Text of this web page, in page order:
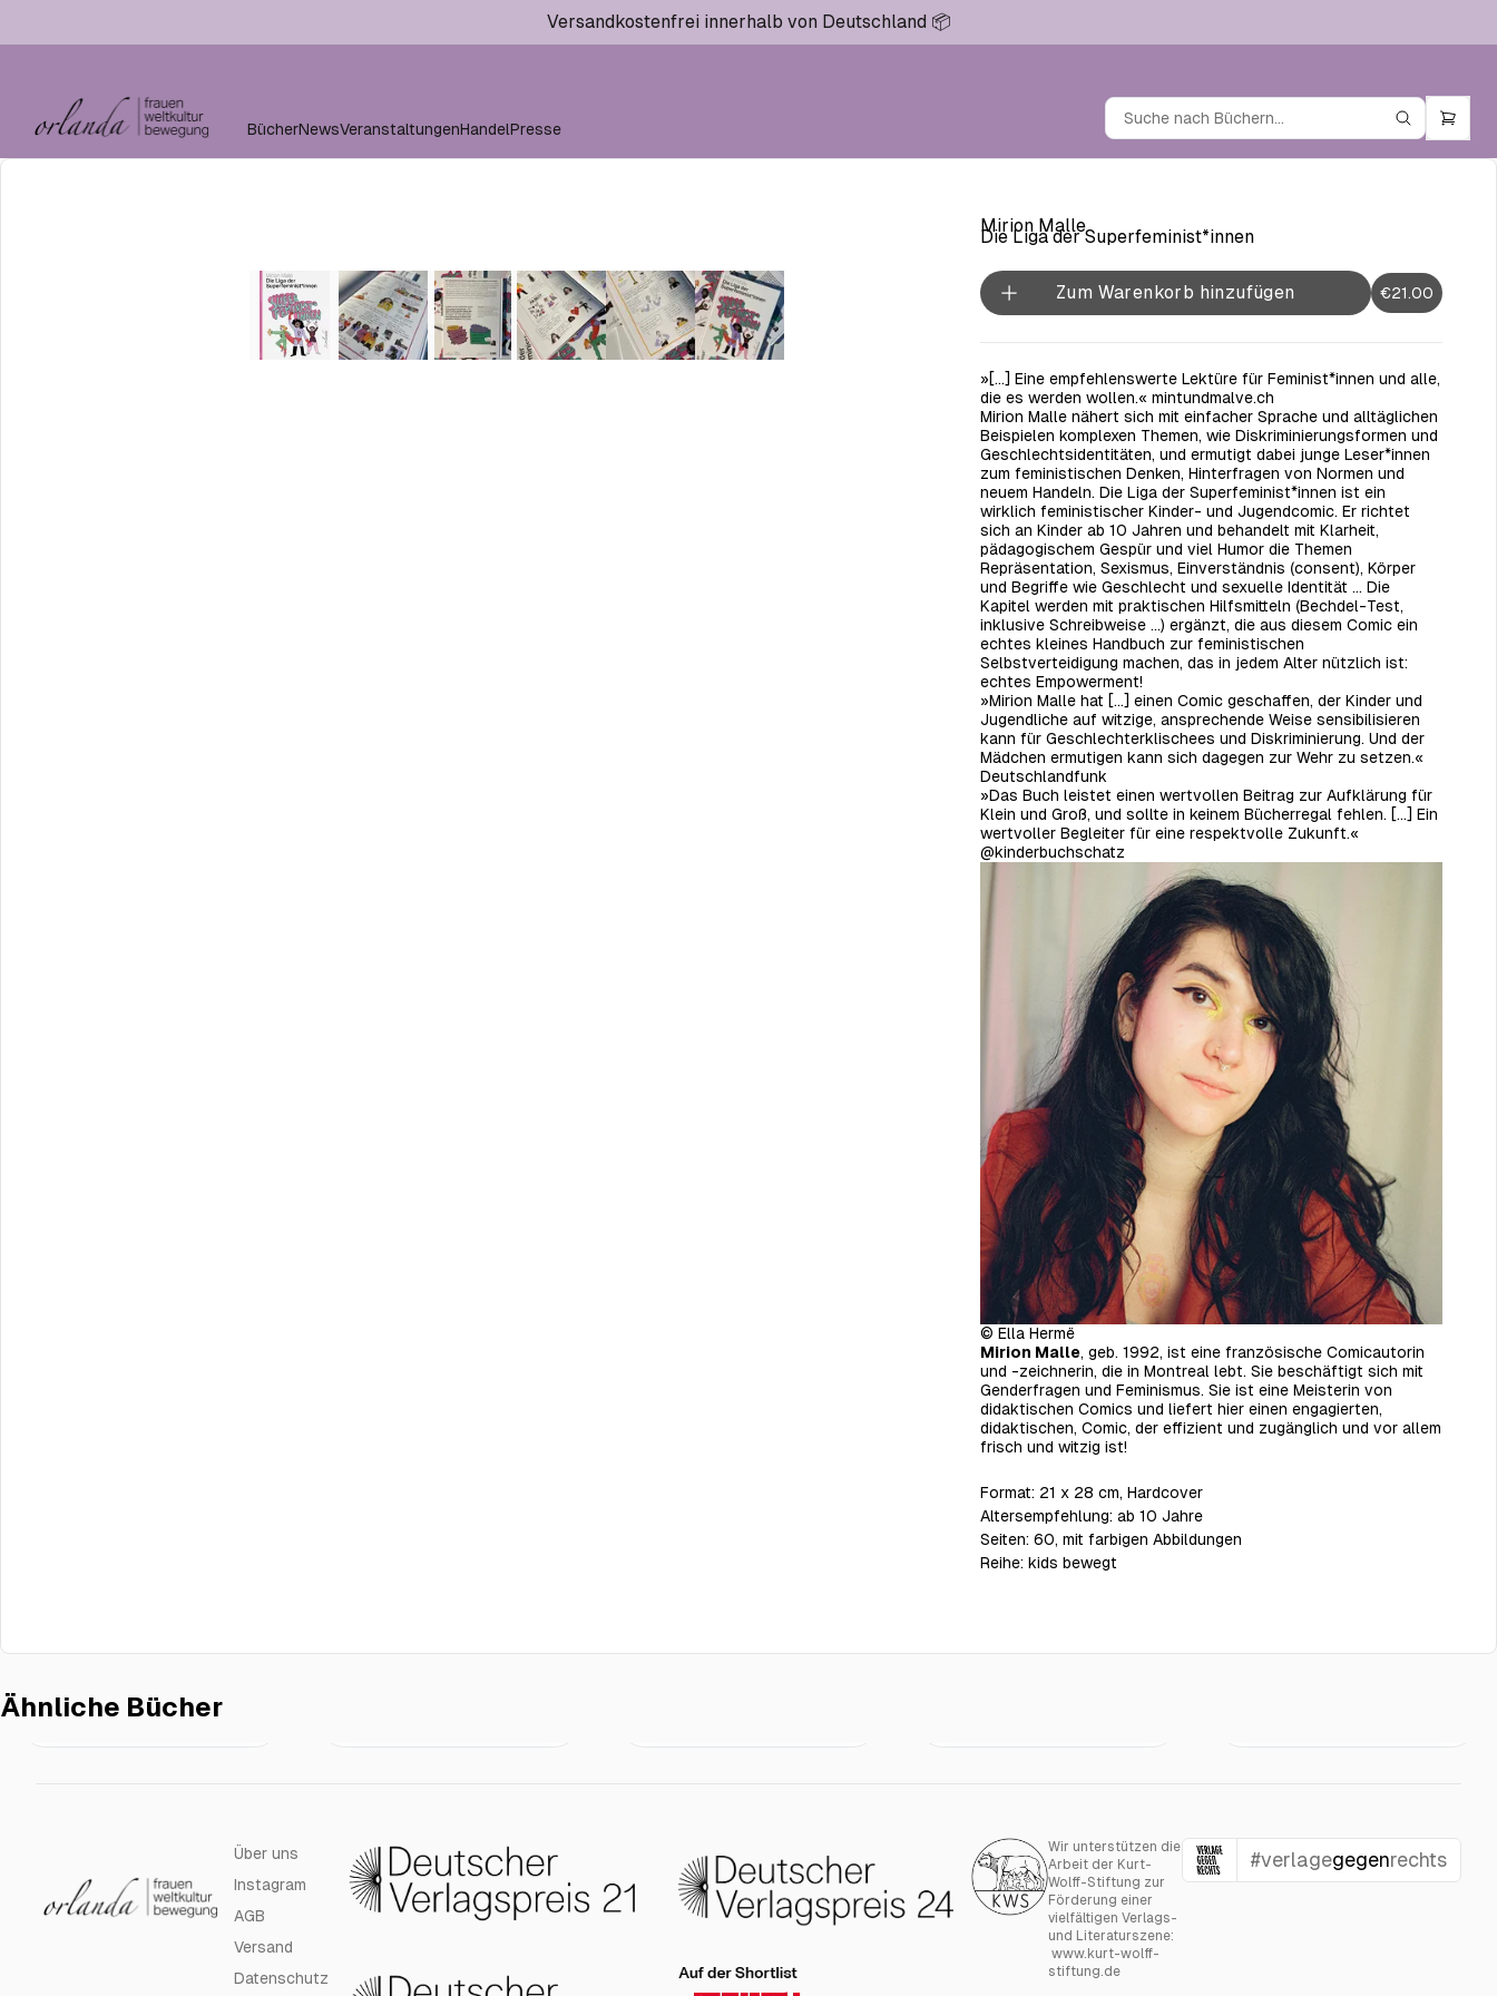
Versandkostenfrei innerhalb von Deutschland 📦
BücherNewsVeranstaltungenHandelPresse
Mirion Malle
Die Liga der Superfeminist*innen
Zum Warenkorb hinzufügen €21.00
»[...] Eine empfehlenswerte Lektüre für Feminist*innen und alle,
die es werden wollen.« mintundmalve.ch
Mirion Malle nähert sich mit einfacher Sprache und alltäglichen
Beispielen komplexen Themen, wie Diskriminierungsformen und
Geschlechtsidentitäten, und ermutigt dabei junge Leser*innen
zum feministischen Denken, Hinterfragen von Normen und
neuem Handeln. Die Liga der Superfeminist*innen ist ein
wirklich feministischer Kinder- und Jugendcomic. Er richtet
sich an Kinder ab 10 Jahren und behandelt mit Klarheit,
pädagogischem Gespür und viel Humor die Themen
Repräsentation, Sexismus, Einverständnis (consent), Körper
und Begriffe wie Geschlecht und sexuelle Identität ... Die
Kapitel werden mit praktischen Hilfsmitteln (Bechdel-Test,
inklusive Schreibweise ...) ergänzt, die aus diesem Comic ein
echtes kleines Handbuch zur feministischen
Selbstverteidigung machen, das in jedem Alter nützlich ist:
echtes Empowerment!
»Mirion Malle hat […] einen Comic geschaffen, der Kinder und
Jugendliche auf witzige, ansprechende Weise sensibilisieren
kann für Geschlechterklischees und Diskriminierung. Und der
Mädchen ermutigen kann sich dagegen zur Wehr zu setzen.«
Deutschlandfunk
»Das Buch leistet einen wertvollen Beitrag zur Aufklärung für
Klein und Groß, und sollte in keinem Bücherregal fehlen. […] Ein
wertvoller Begleiter für eine respektvolle Zukunft.«
@kinderbuchschatz
© Ella Hermë
Mirion Malle, geb. 1992, ist eine französische Comicautorin
und -zeichnerin, die in Montreal lebt. Sie beschäftigt sich mit
Genderfragen und Feminismus. Sie ist eine Meisterin von
didaktischen Comics und liefert hier einen engagierten,
didaktischen, Comic, der effizient und zugänglich und vor allem
frisch und witzig ist!
Format: 21 x 28 cm, Hardcover
Altersempfehlung: ab 10 Jahre
Seiten: 60, mit farbigen Abbildungen
Reihe: kids bewegt
Ähnliche Bücher
Junge sein … €23.00
Über uns
Instagram
AGB
Versand
Datenschutz
Wir unterstützen die
Arbeit der Kurt-
Wolff-Stiftung zur
Förderung einer
vielfältigen Verlags-
und Literaturszene:
www.kurt-wolff-
stiftung.de
#verlagegegenrechts